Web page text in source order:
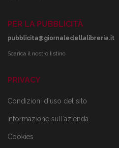
PER LA PUBBLICITÀ
pubblicita@giornaledellalibreria.it
Scarica il nostro listino
PRIVACY
Condizioni d'uso del sito
Informazione sull'azienda
Cookies